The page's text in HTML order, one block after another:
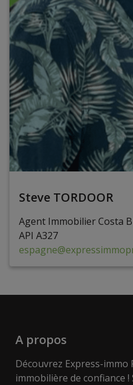
Steve TORDOOR
Agent Immobilier Costa
API A327
A propos
Découvrez Express-
immobilière de confiance